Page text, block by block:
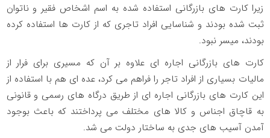
زیرا کارت های بازرگانی استفاده شده به اسم اشخاص فقیر و ناتوان
ثبت شده بودند و شناسایی افراد تاجری که از کارت ها استفاده کرده
بودند، میسر نبود.
کارت‌ های بازرگانی اجاره ای علاوه بر آن که مسیری برای فرار از
مالیات بسیاری از افراد تاجر را فراهم می کرد، عده ای هم با استفاده از
این کارت‌ های بازرگانی اجاره‌ ای از طریق درگاه های رسمی و قانونی
به قاچاق اجناس و کالا های مختلف می پرداختند که باعث بوجود
آمدن آسیب های جدی به ساختار دولت می شد.